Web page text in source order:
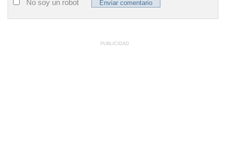
No soy un robot
PUBLICIDAD